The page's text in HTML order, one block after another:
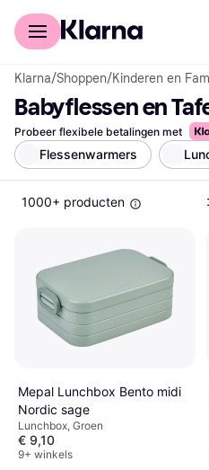
Voor shoppers
Klarna/Shoppen/Kinderen en
Babyflessen en
Probeer flexibele betalingen met
Flessenwarmers
1000+ producten
Mepal Lunchbox Bento midi
Nordic sage
Lunchbox, Groen
€ 9,10
9+ winkels